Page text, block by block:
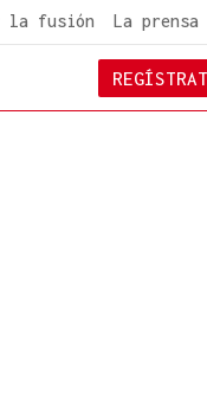
la fusión La prensa